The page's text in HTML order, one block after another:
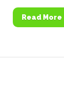
Read More